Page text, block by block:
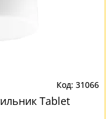
31066
Tablet